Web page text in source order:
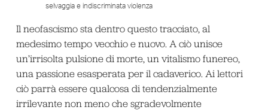
selvaggia e indiscriminata violenza
Il neofascismo sta dentro questo tracciato, al
medesimo tempo vecchio e nuovo. A ciò unisce
un’irrisolta pulsione di morte, un vitalismo funereo,
una passione esasperata per il cadaverico. Ai lettori
ciò parrà essere qualcosa di tendenzialmente
irrilevante non meno che sgradevolmente